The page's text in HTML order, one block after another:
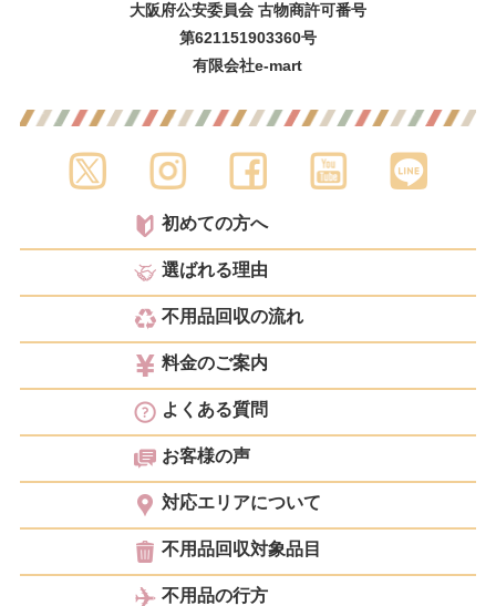
大阪府公安委員会 古物商許可番号
第621151903360号
有限会社e-mart
初めての方へ
選ばれる理由
不用品回収の流れ
料金のご案内
よくある質問
お客様の声
対応エリアについて
不用品回収対象品目
不用品の行方